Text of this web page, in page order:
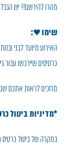
מהרו להירשם!! יש
שימו ♥:
האירוע מיועד לבני
כרטיסים שיירכשו עבור
מחכים לראות אתכם
*מדיניות ביטול